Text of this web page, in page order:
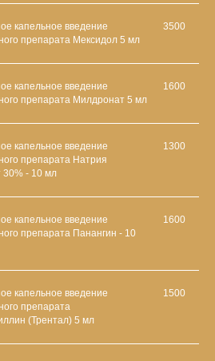
капельное введение
препарата Мексидол 5 мл
3500
капельное введение
препарата Милдронат 5 мл
1600
капельное введение
препарата Натрия
30% - 10 мл
1300
капельное введение
препарата Панангин - 10
1600
капельное введение
препарата
(Трентал) 5 мл
1500